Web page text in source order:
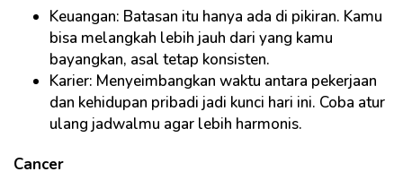
Keuangan: Batasan itu hanya ada di pikiran. Kamu
bisa melangkah lebih jauh dari yang kamu
bayangkan, asal tetap konsisten.
Karier: Menyeimbangkan waktu antara pekerjaan
dan kehidupan pribadi jadi kunci hari ini. Coba atur
ulang jadwalmu agar lebih harmonis.
Cancer